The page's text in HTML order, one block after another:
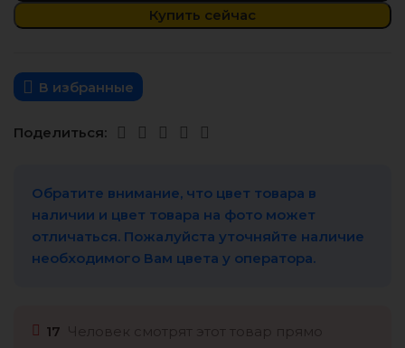
Купить сейчас
В избранные
Поделиться:
Обратите внимание, что цвет товара в
наличии и цвет товара на фото может
отличаться. Пожалуйста уточняйте наличие
необходимого Вам цвета у оператора.
17